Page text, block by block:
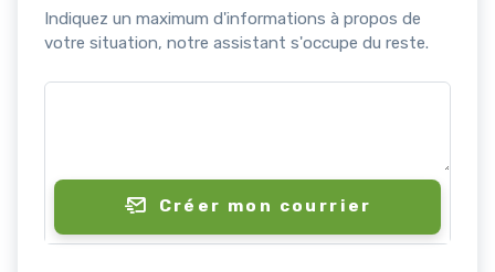
Indiquez un maximum d'informations à propos de
votre situation, notre assistant s'occupe du reste.
Créer mon courrier